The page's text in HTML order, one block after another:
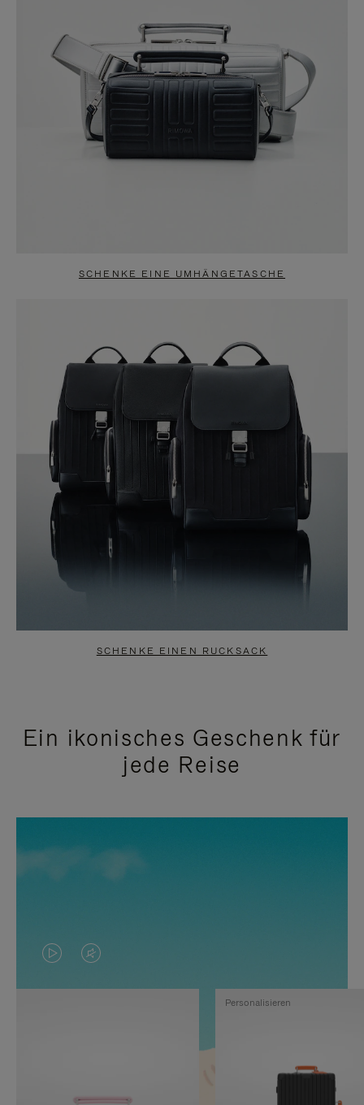
SCHENKE EINE UMHÄNGETASCHE
SCHENKE EINEN RUCKSACK
Ein ikonisches Geschenk für
jede Reise
DAS
VIDEO
VIDEO
IST
Personalisieren